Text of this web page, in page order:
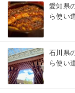
愛知県
ら使い
石川県
ら使い